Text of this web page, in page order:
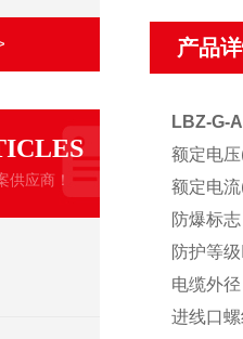
供应商！
产品
LBZ-G-
额定电
额定电
防爆标
防护
电缆外
进线口